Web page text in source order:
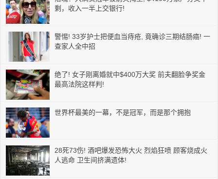
剩，收入一半上交银行!
警惕! 33岁护士把便血当痔疮, 竟确诊三期结肠癌! 一
查家人全中招
绝了! 女子刚离婚就中$400万大奖 前夫翻脸争奖金
最高法院这样判!
世界杯最美的一幕，不是冠军，而是那个拥抱
28死73伤! 酒吧爆发恐怖大火 烈焰狂喷 顾客烧成火
人逃命 卫生间挤满遗体!